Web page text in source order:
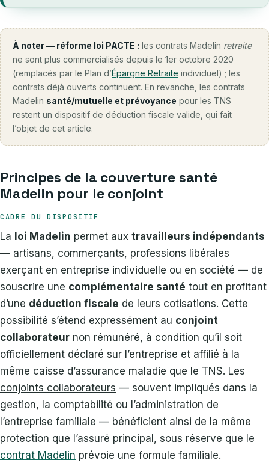
À noter — réforme loi PACTE : les contrats Madelin retraite
ne sont plus commercialisés depuis le 1er octobre 2020
(remplacés par le Plan d’Épargne Retraite individuel) ; les
contrats déjà ouverts continuent. En revanche, les contrats
Madelin santé/mutuelle et prévoyance pour les TNS
restent un dispositif de déduction fiscale valide, qui fait
l’objet de cet article.
Principes de la couverture santé
Madelin pour le conjoint
CADRE DU DISPOSITIF
La loi Madelin permet aux travailleurs indépendants
— artisans, commerçants, professions libérales
exerçant en entreprise individuelle ou en société — de
souscrire une complémentaire santé tout en profitant
d’une déduction fiscale de leurs cotisations. Cette
possibilité s’étend expressément au conjoint
collaborateur non rémunéré, à condition qu’il soit
officiellement déclaré sur l’entreprise et affilié à la
même caisse d’assurance maladie que le TNS. Les
conjoints collaborateurs — souvent impliqués dans la
gestion, la comptabilité ou l’administration de
l’entreprise familiale — bénéficient ainsi de la même
protection que l’assuré principal, sous réserve que le
contrat Madelin prévoie une formule familiale.